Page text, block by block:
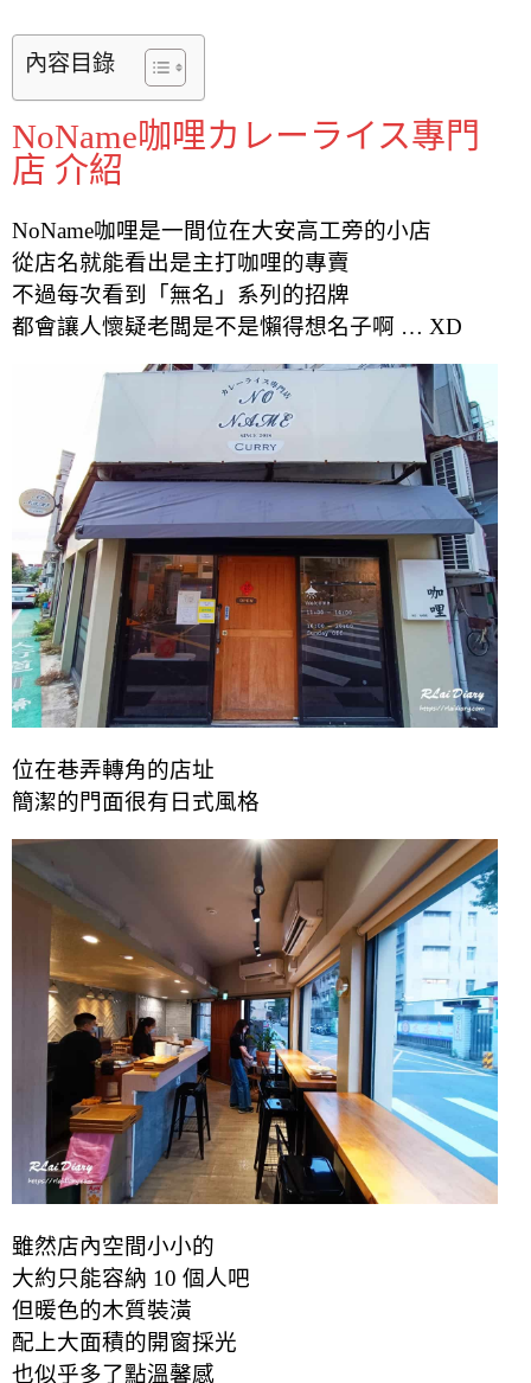
內容目錄
NoName咖哩カレーライス專門
店 介紹
NoName咖哩是一間位在大安高工旁的小店
從店名就能看出是主打咖哩的專賣
不過每次看到「無名」系列的招牌
都會讓人懷疑老闆是不是懶得想名子啊 … XD
位在巷弄轉角的店址
簡潔的門面很有日式風格
雖然店內空間小小的
大約只能容納 10 個人吧
但暖色的木質裝潢
配上大面積的開窗採光
也似乎多了點溫馨感